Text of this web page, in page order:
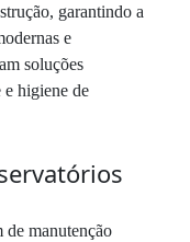
garantindo a
e
soluções
e higiene de
de manutenção